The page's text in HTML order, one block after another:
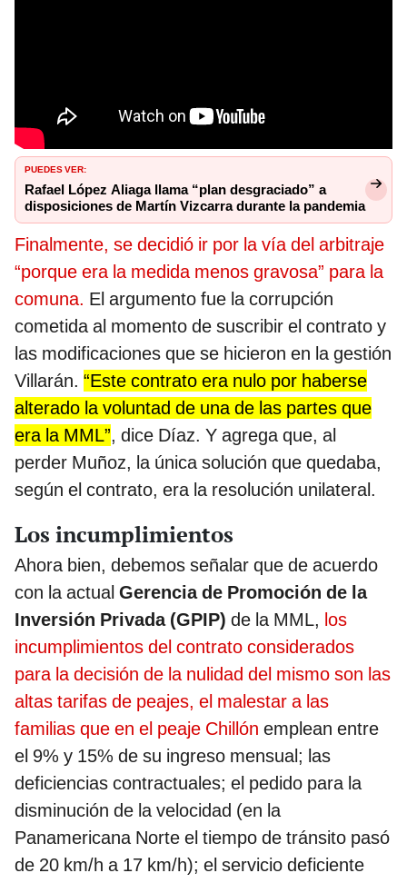
PUEDES VER:
Rafael López Aliaga llama “plan desgraciado” a
disposiciones de Martín Vizcarra durante la pandemia
Finalmente, se decidió ir por la vía del arbitraje
“porque era la medida menos gravosa” para la
comuna. El argumento fue la corrupción
cometida al momento de suscribir el contrato y
las modificaciones que se hicieron en la gestión
Villarán. “Este contrato era nulo por haberse
alterado la voluntad de una de las partes que
era la MML”, dice Díaz. Y agrega que, al
perder Muñoz, la única solución que quedaba,
según el contrato, era la resolución unilateral.
Los incumplimientos
Ahora bien, debemos señalar que de acuerdo
con la actual Gerencia de Promoción de la
Inversión Privada (GPIP) de la MML, los
incumplimientos del contrato considerados
para la decisión de la nulidad del mismo son las
altas tarifas de peajes, el malestar a las
familias que en el peaje Chillón emplean entre
el 9% y 15% de su ingreso mensual; las
deficiencias contractuales; el pedido para la
disminución de la velocidad (en la
Panamericana Norte el tiempo de tránsito pasó
de 20 km/h a 17 km/h); el servicio deficiente